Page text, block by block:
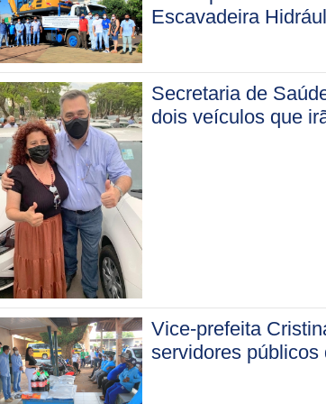
Escavadeira
Secretaria de
dois veículos que
Vice-prefeita
servidores públicos